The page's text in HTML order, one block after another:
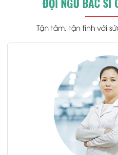
Tận tâm, tận tình với